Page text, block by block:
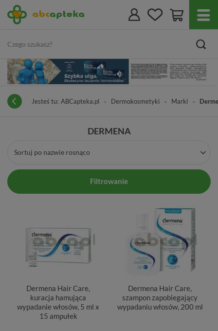
Jesteś tu: ABCapteka.pl Dermokosmetyki Marki
DERMENA
Sortuj po nazwie rosnąco
Filtrowanie
Dermena Hair Care,
kuracja hamująca
wypadanie włosów, 5 ml x
15 ampułek
Dermena Hair Care,
szampon zapobiegający
wypadaniu włosów, 200 ml